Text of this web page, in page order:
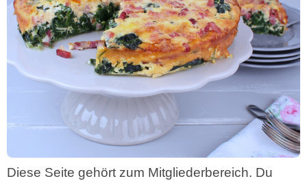
Diese Seite gehört zum Mitgliederbereich. Du